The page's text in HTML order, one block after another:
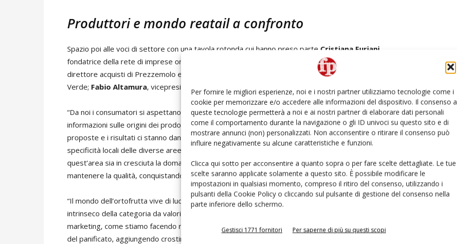
Per fornire le migliori esperienze, noi e i nostri partner utilizziamo tecnologie come i
cookie per memorizzare e/o accedere alle informazioni del dispositivo. Il consenso a
queste tecnologie permetterà a noi e ai nostri partner di elaborare dati personali
come il comportamento durante la navigazione o gli ID univoci su questo sito e di
mostrare annunci (non) personalizzati. Non acconsentire o ritirare il consenso può
influire negativamente su alcune caratteristiche e funzioni.
Clicca qui sotto per acconsentire a quanto sopra o per fare scelte dettagliate. Le tue
scelte saranno applicate solamente a questo sito. È possibile modificare le
impostazioni in qualsiasi momento, compreso il ritiro del consenso, utilizzando i
pulsanti della Cookie Policy o cliccando sul pulsante di gestione del consenso nella
parte inferiore dello schermo.
Gestisci 1771 fornitori Per saperne di più su questi scopi
Produttori e mondo reatail a confronto
Spazio poi alle voci di settore con una tavola rotonda cui hanno preso parte Cristiana Furiani
fondatrice della rete di imprese ortofrutticole
La Grande Bellezza Italiana;Giuseppe Pillitteri
direttore acquisti di Prezzemolo e Vitale (Coralis);
, responsabile marketing La Linea
Verde; Fabio Altamura, vicepresidente dell’O.P. Altamura.
“Da noi i consumatori si aspettano soluzioni smart, ma senza scendere a compromessi, vogliono
informazioni sulle origini dei prodotti e non solo: sulla base di questo abbiamo sviluppato le nostre
proposte e i risultati ci stanno dando ragione”, raccontaPillitteri: “Tutto questo tenendo conto delle
specificità locali delle diverse aree, come per il banco assistito a Palermo, sebbene anche in
quest’area sia in cresciuta la domanda di cibo pronto. Per noi l’importante in tutto questo è
mantenere la qualità, conquistando la fiducia dei consumatori ogni giorno a zero compromessi”.
“Il mondo dell’ortofrutta vive di luce propria perché tutti sanno che fa bene, e questo è un valore
intrinseco della categoria da valorizzare meglio, a partire dal cross category lato produttivo e di co-
marketing, come stiamo facendo noi insieme ad aziende leader del rispettivo mercato, ad esempio
del panificato, aggiungendo crostini alle nostre zuppe fresche”, specifica